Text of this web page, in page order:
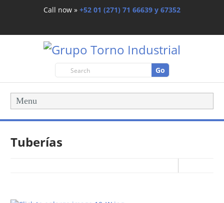
Call now » +52 01 (271) 71 66639 y 67352
Go
Menu
Tuberías